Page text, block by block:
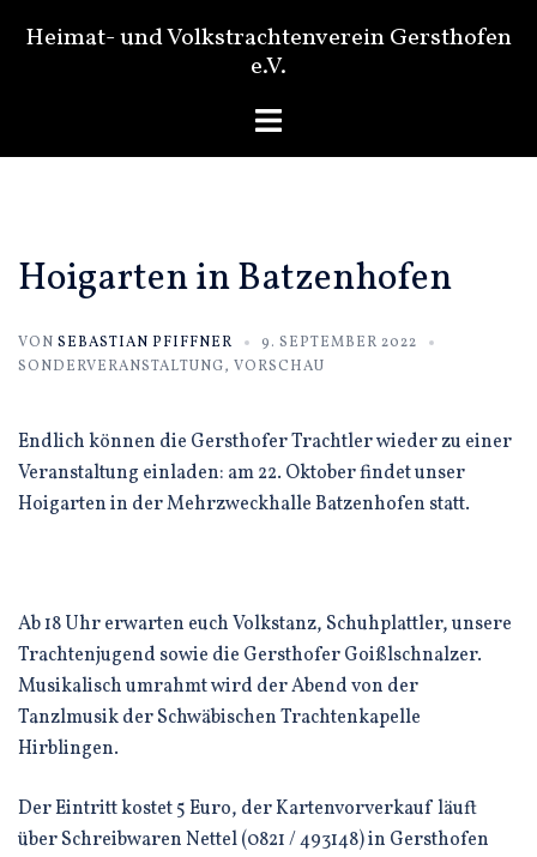
InhaltHeimat- und Volkstrachtenverein Gersthofen
e.V.
Menü
Hoigarten in Batzenhofen
VON SEBASTIAN PFIFFNER
9. SEPTEMBER 2022
SONDERVERANSTALTUNG, VORSCHAU
Endlich können die Gersthofer Trachtler wieder zu einer
Veranstaltung einladen: am 22. Oktober findet unser
Hoigarten in der Mehrzweckhalle Batzenhofen statt.
Ab 18 Uhr erwarten euch Volkstanz, Schuhplattler, unsere
Trachtenjugend sowie die Gersthofer Goißlschnalzer.
Musikalisch umrahmt wird der Abend von der
Tanzlmusik der Schwäbischen Trachtenkapelle
Hirblingen.
Der Eintritt kostet 5 Euro, der Kartenvorverkauf läuft
über Schreibwaren Nettel (0821 / 493148) in Gersthofen